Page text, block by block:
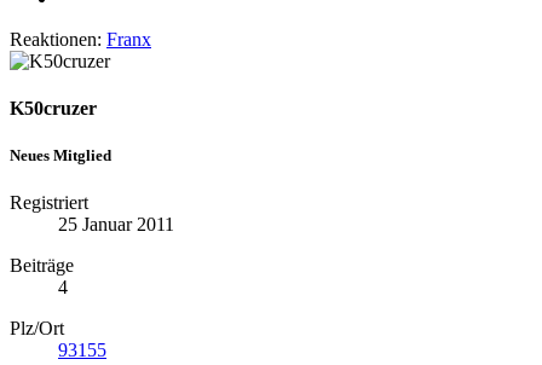
Reaktionen: Franx
K50cruzer
Neues Mitglied
Registriert
25 Januar 2011
Beiträge
4
Plz/Ort
93155